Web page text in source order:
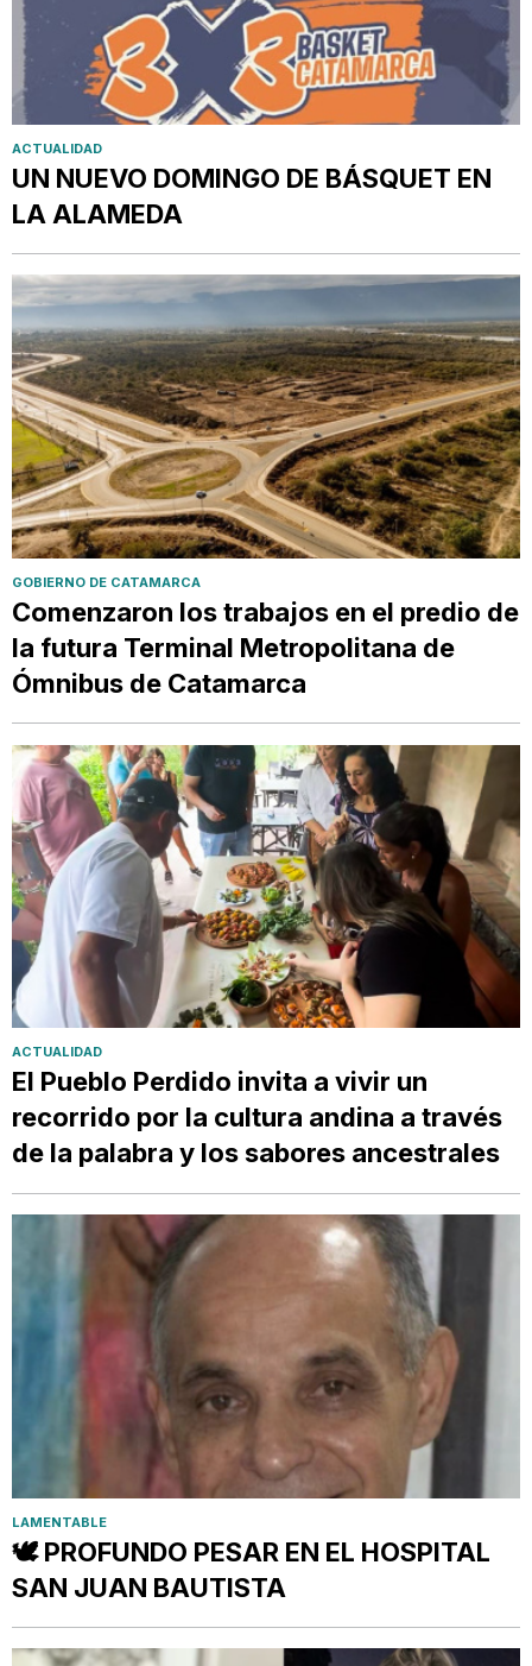
ACTUALIDAD
UN NUEVO DOMINGO DE BÁSQUET EN
LA ALAMEDA
GOBIERNO DE CATAMARCA
Comenzaron los trabajos en el predio de
la futura Terminal Metropolitana de
Ómnibus de Catamarca
ACTUALIDAD
El Pueblo Perdido invita a vivir un
recorrido por la cultura andina a través
de la palabra y los sabores ancestrales
LAMENTABLE
🕊️ PROFUNDO PESAR EN EL HOSPITAL
SAN JUAN BAUTISTA